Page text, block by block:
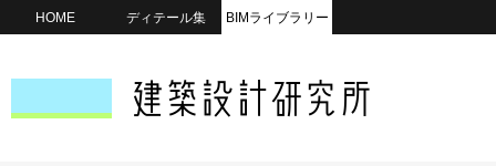
HOME ディテール集 BIMライブラリー